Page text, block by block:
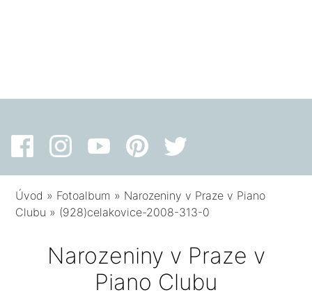
Úvod » Fotoalbum » Narozeniny v Praze v Piano
Clubu » (928)celakovice-2008-313-0
Narozeniny v Praze v
Piano Clubu